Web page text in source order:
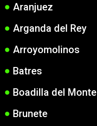
Aranjuez
Arganda del Rey
Arroyomolinos
Batres
Boadilla del Monte
Brunete